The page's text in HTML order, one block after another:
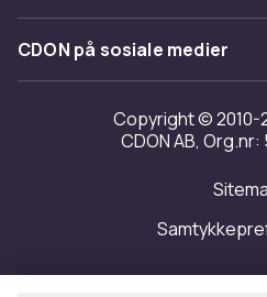
Kundeanmeldelser
Jobbe på CDON
Investor relations
Tilgjengelighet
Merchant Help Center
CDON på sosiale medier
Copyright © 2010-
CDON AB,